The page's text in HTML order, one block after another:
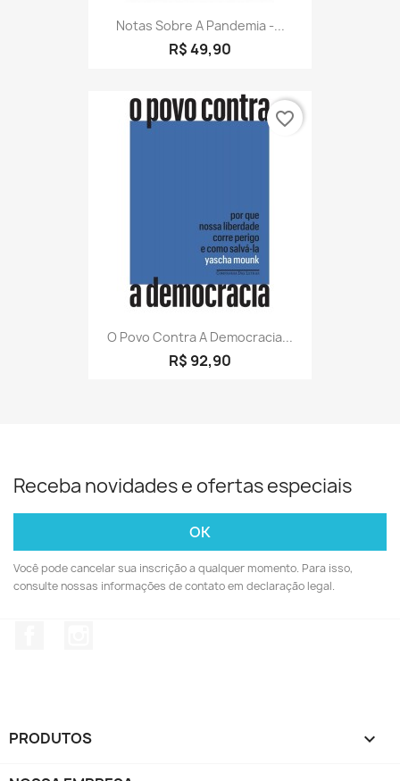
Notas Sobre A Pandemia -...
R$ 49,90
O Povo Contra A Democracia...
R$ 92,90
favorite_border
Receba novidades e ofertas especiais
Você pode cancelar sua inscrição a qualquer momento. Para isso,
consulte nossas informações de contato em declaração legal.
PRODUTOS 